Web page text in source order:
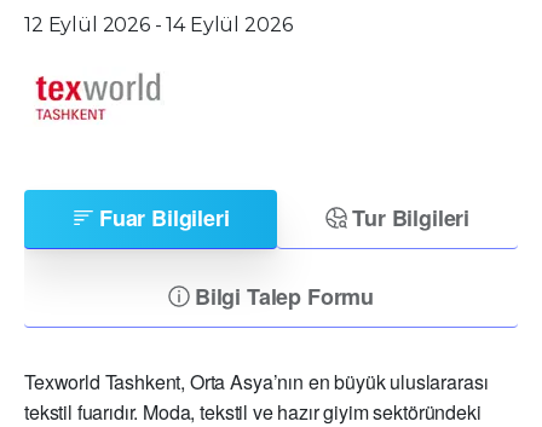
12 Eylül 2026-14 Eylül 2026
Fuar Bilgileri Tur Bilgileri
Bilgi Talep Formu
Texworld Tashkent, Orta Asya’nın en büyük uluslararası
tekstil fuarıdır. Moda, tekstil ve hazır giyim sektöründeki